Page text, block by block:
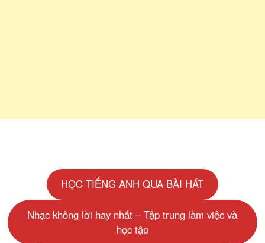
HỌC TIẾNG ANH QUA BÀI HÁT
Nhạc không lời hay nhất – Tập trung làm việc và
học tập